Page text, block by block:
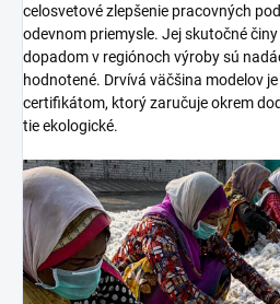
celosvetové zlepšenie pracovných
odevnom priemysle. Jej skutočné
dopadom v regiónoch výroby sú
hodnotené. Drvívá väčšina modelov
certifikátom, ktorý zaručuje okrem
tie ekologické.